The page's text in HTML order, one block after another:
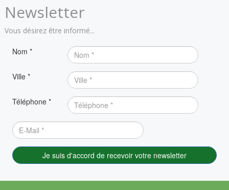
Newsletter
Vous désirez être informé...